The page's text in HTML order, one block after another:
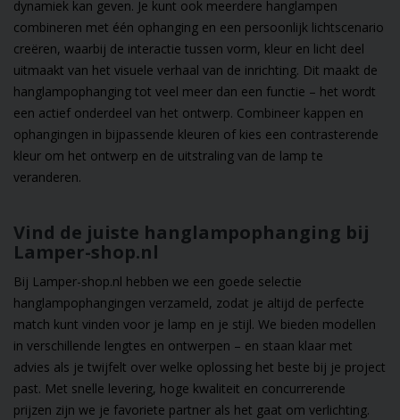
dynamiek kan geven. Je kunt ook meerdere hanglampen
combineren met één ophanging en een persoonlijk lichtscenario
creëren, waarbij de interactie tussen vorm, kleur en licht deel
uitmaakt van het visuele verhaal van de inrichting. Dit maakt de
hanglampophanging tot veel meer dan een functie – het wordt
een actief onderdeel van het ontwerp. Combineer kappen en
ophangingen in bijpassende kleuren of kies een contrasterende
kleur om het ontwerp en de uitstraling van de lamp te
veranderen.
Vind de juiste hanglampophanging bij
Lamper-shop.nl
Bij Lamper-shop.nl hebben we een goede selectie
hanglampophangingen verzameld, zodat je altijd de perfecte
match kunt vinden voor je lamp en je stijl. We bieden modellen
in verschillende lengtes en ontwerpen – en staan klaar met
advies als je twijfelt over welke oplossing het beste bij je project
past. Met snelle levering, hoge kwaliteit en concurrerende
prijzen zijn we je favoriete partner als het gaat om verlichting.